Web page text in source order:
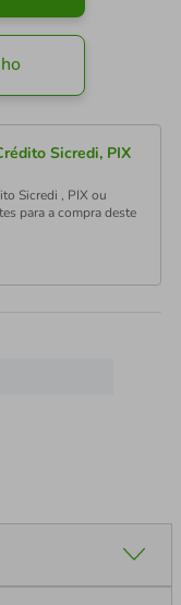
Sicredi, PIX
Sicredi , PIX ou
para a compra deste